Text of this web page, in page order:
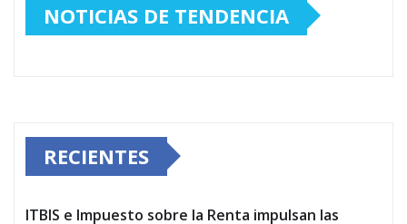
NOTICIAS DE TENDENCIA
RECIENTES
ITBIS e Impuesto sobre la Renta impulsan las